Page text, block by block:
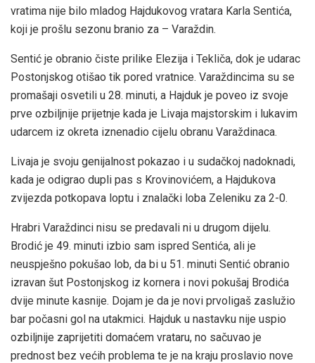
vratima nije bilo mladog Hajdukovog vratara Karla Sentića,
koji je prošlu sezonu branio za – Varaždin.
Sentić je obranio čiste prilike Elezija i Tekliča, dok je udarac
Postonjskog otišao tik pored vratnice. Varaždincima su se
promašaji osvetili u 28. minuti, a Hajduk je poveo iz svoje
prve ozbiljnije prijetnje kada je Livaja majstorskim i lukavim
udarcem iz okreta iznenadio cijelu obranu Varaždinaca.
Livaja je svoju genijalnost pokazao i u sudačkoj nadoknadi,
kada je odigrao dupli pas s Krovinovićem, a Hajdukova
zvijezda potkopava loptu i znalački loba Zeleniku za 2-0.
Hrabri Varaždinci nisu se predavali ni u drugom dijelu.
Brodić je 49. minuti izbio sam ispred Sentića, ali je
neuspješno pokušao lob, da bi u 51. minuti Sentić obranio
izravan šut Postonjskog iz kornera i novi pokušaj Brodića
dvije minute kasnije. Dojam je da je novi prvoligaš zaslužio
bar počasni gol na utakmici. Hajduk u nastavku nije uspio
ozbiljnije zaprijetiti domaćem vrataru, no sačuvao je
prednost bez većih problema te je na kraju proslavio nove